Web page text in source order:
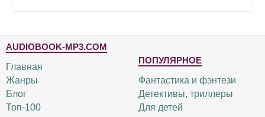
AUDIOBOOK-MP3.COM
Главная
Жанры
Блог
Топ-100
ПОПУЛЯРНОЕ
Фантастика и фэнтези
Детективы, триллеры
Для детей